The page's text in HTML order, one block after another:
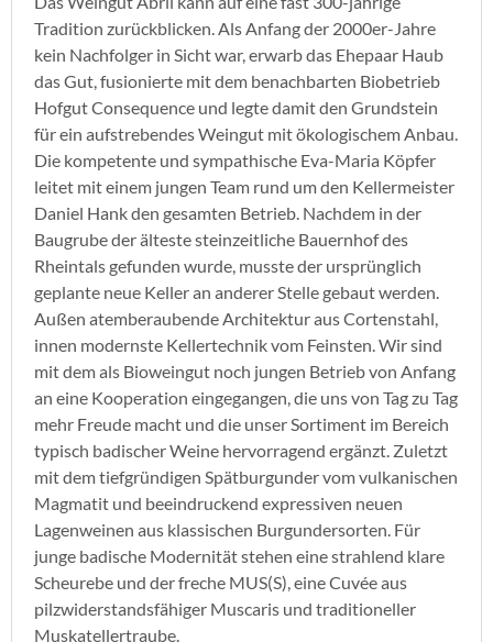
Tradition zurückblicken. Als Anfang der 2000er-Jahre
kein Nachfolger in Sicht war, erwarb das Ehepaar Haub
das Gut, fusionierte mit dem benachbarten Biobetrieb
Hofgut Consequence und legte damit den Grundstein
für ein aufstrebendes Weingut mit ökologischem Anbau.
Die kompetente und sympathische Eva-Maria Köpfer
leitet mit einem jungen Team rund um den Kellermeister
Daniel Hank den gesamten Betrieb. Nachdem in der
Baugrube der älteste steinzeitliche Bauernhof des
Rheintals gefunden wurde, musste der ursprünglich
geplante neue Keller an anderer Stelle gebaut werden.
Außen atemberaubende Architektur aus Cortenstahl,
innen modernste Kellertechnik vom Feinsten. Wir sind
mit dem als Bioweingut noch jungen Betrieb von Anfang
an eine Kooperation eingegangen, die uns von Tag zu Tag
mehr Freude macht und die unser Sortiment im Bereich
typisch badischer Weine hervorragend ergänzt. Zuletzt
mit dem tiefgründigen Spätburgunder vom vulkanischen
Magmatit und beeindruckend expressiven neuen
Lagenweinen aus klassischen Burgundersorten. Für
junge badische Modernität stehen eine strahlend klare
Scheurebe und der freche MUS(S), eine Cuvée aus
pilzwiderstandsfähiger Muscaris und traditioneller
Muskatellertraube.